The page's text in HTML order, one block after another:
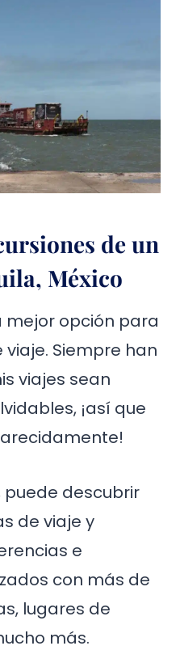
de un
México
mejor opción para
Siempre han
viajes sean
¡así que
puede descubrir
de viaje y
e
con más de
lugares de
más.